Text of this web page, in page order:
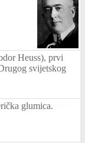
Heuss), prvi
svijetskog
glumica.